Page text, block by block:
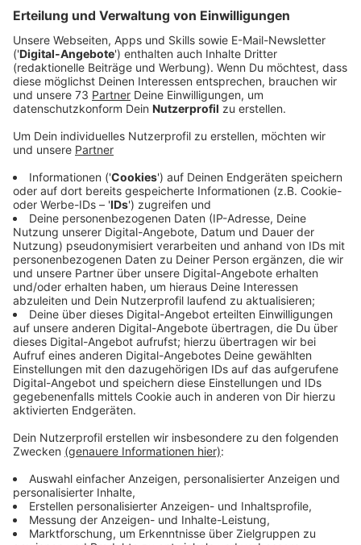
Anzeige
800.000 Euro für neuen Kunstrasenplatz in
Oeding?
Anzeige
Der Südlohner Gemeinderat entscheidet Mittwoch
Abend (10.12.25) über ein bedeutendes Sportprojekt:
Den Umbau des Rasenplatzes beim FC Oeding in einen
modernen Kunstrasenplatz. Das 800.000 Euro teure
Vorhaben soll die Sportanlage deutlich wetterfester
und robuster machen. Eine Bundesförderung von bis zu
45 Prozent der Kosten ist möglich.
FC Oeding unterstützt Projekt mit 150.000 Euro
Die Gemeinde Südlohn plant das Vorhaben gemeinsam
mit dem FC Oeding. Der Verein will das Projekt mit
unterstützen. Mit dem neuen Kunstrasenplatz sollen
reduziert werden. Kunstrasen gilt als robuster und
ermöglicht eine ganzjährige Nutzung der Sportanlage.
Trend zu Kunstrasen im Kreis Borken